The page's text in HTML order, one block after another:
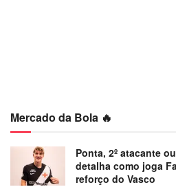
Mercado da Bola 🔥
Ponta, 2º atacante
detalha como joga
reforço do Vasco